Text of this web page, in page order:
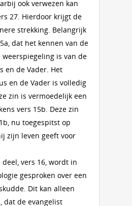
ook verwezen kan
27. Hierdoor krijgt de
strekking. Belangrijk
dat het kennen van de
is van de
en de Vader. Het
en de Vader is volledig
zin is vermoedelijk een
vers 15b. Deze zin
nu toegespitst op
zijn leven geeft voor
vers 16, wordt in
gesproken over een
Dit kan alleen
dat de evangelist